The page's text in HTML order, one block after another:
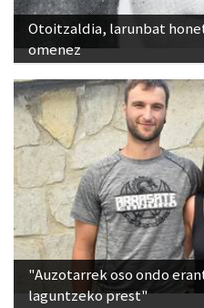
Otoitzaldia, larunbat
omenez
"Auzotarrek oso ondo
laguntzeko prest"